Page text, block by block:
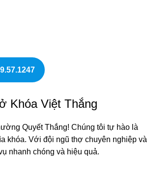
Khóa Việt Thắng
Quyết Thắng! Chúng tôi tự hào là
khóa. Với đội ngũ thợ chuyên nghiệp và
nhanh chóng và hiệu quả.